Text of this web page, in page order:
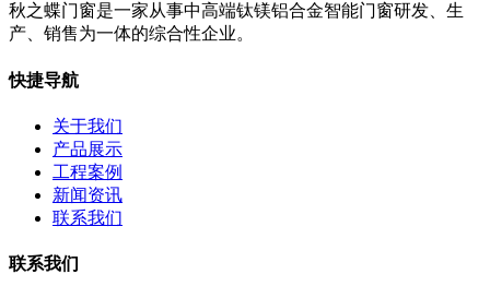
秋之蝶门窗是一家从事中高端钛镁铝合金智能门窗研发、生
产、销售为一体的综合性企业。
快捷导航
关于我们
产品展示
工程案例
新闻资讯
联系我们
联系我们